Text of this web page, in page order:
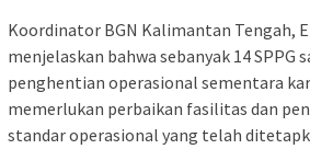
Koordinator BGN Kalimantan Tengah,
menjelaskan bahwa sebanyak 14 SPPG
penghentian operasional sementara
memerlukan perbaikan fasilitas dan
standar operasional yang telah